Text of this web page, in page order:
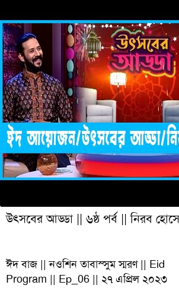
উৎসবের আড্ডা || ৬ষ্ঠ পর্ব || নিরব
ঈদ বাজ || নওশিন তাবাস্সুম স্মরণ || Eid
Program || Ep_06 || ২৭ এপ্রিল ২০২৩